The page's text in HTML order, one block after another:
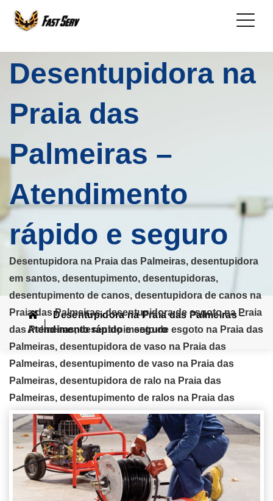
Desentupidora na
Praia das
Palmeiras –
Atendimento
rápido e seguro
Desentupidora na Praia das Palmeiras, desentupidora
em santos, desentupimento, desentupidoras,
desentupimento de canos, desentupidora de canos na
Praia das Palmeiras, desentupidora de esgoto na Praia
das Palmeiras, desentupimento de esgoto na Praia das
Palmeiras, desentupidora de vaso na Praia das
Palmeiras, desentupimento de vaso na Praia das
Palmeiras, desentupidora de ralo na Praia das
Palmeiras, desentupimento de ralos na Praia das
Palmeiras, desentupidora de pias na Praia das
Palmeiras, desentupimento de pias na Praia das
Palmeiras
Desentupidora na Praia das Palmeiras –
Atendimento rápido e seguro